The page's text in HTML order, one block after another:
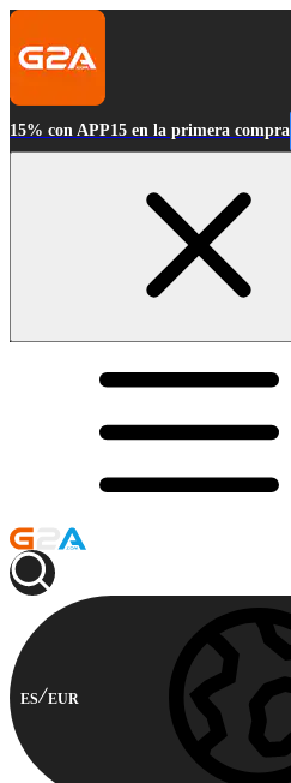
15% con APP15 en la primera compra
ES EUR